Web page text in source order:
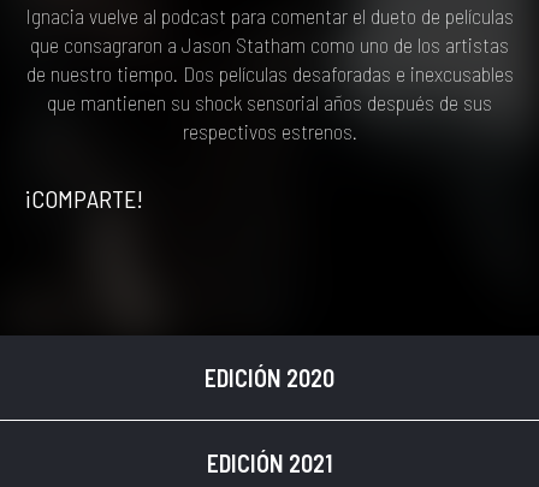
Ignacia vuelve al podcast para comentar el dueto de películas
que consagraron a Jason Statham como uno de los artistas
de nuestro tiempo. Dos películas desaforadas e inexcusables
que mantienen su shock sensorial años después de sus
respectivos estrenos.
¡COMPARTE!
EDICIÓN 2020
EDICIÓN 2021